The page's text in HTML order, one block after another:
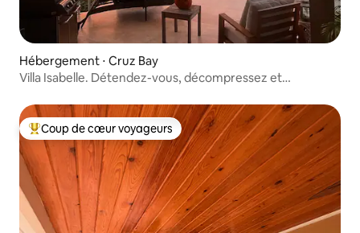
Hébergement ⋅ Cruz Bay
Villa Isabelle. Détendez-vous, décompressez et
Coups de cœur voyageurs les plus appréciés
Coup de cœur voyageurs